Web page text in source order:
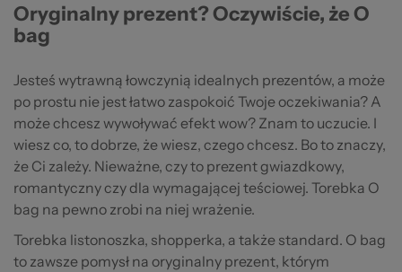
Oryginalny prezent? Oczywiście, że O
bag
Jesteś wytrawną łowczynią idealnych prezentów, a może
po prostu nie jest łatwo zaspokoić Twoje oczekiwania? A
może chcesz wywoływać efekt wow? Znam to uczucie. I
wiesz co, to dobrze, że wiesz, czego chcesz. Bo to znaczy,
że Ci zależy. Nieważne, czy to prezent gwiazdkowy,
romantyczny czy dla wymagającej teściowej. Torebka O
bag na pewno zrobi na niej wrażenie.
Torebka listonoszka, shopperka, a także standard. O bag
to zawsze pomysł na oryginalny prezent, którym